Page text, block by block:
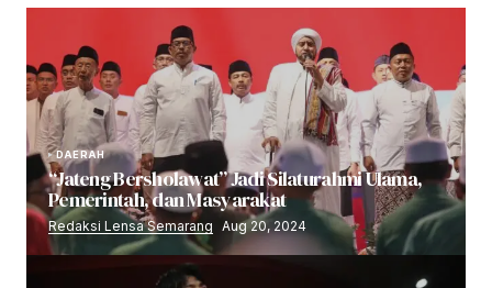
DAERAH
“Jateng Bersholawat” Jadi Silaturahmi Ulama,
Pemerintah, dan Masyarakat
Redaksi Lensa Semarang Aug 20, 2024